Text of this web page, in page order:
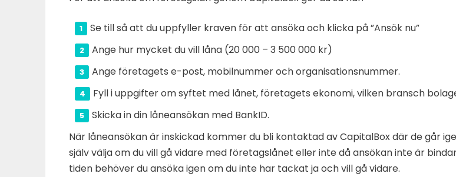
Se till så att du uppfyller kraven för att ansöka och klicka på ”Ansök nu”
Ange hur mycket du vill låna (20 000 – 3 500 000 kr)
Ange företagets e-post, mobilnummer och organisationsnummer.
Fyll i uppgifter om syftet med lånet, företagets ekonomi, vilken bransch
Skicka in din låneansökan med BankID.
När låneansökan är inskickad kommer du bli kontaktad av CapitalBox där de går
själv välja om du vill gå vidare med företagslånet eller inte då ansökan inte är
tiden behöver du ansöka igen om du inte har tackat ja och vill gå vidare.